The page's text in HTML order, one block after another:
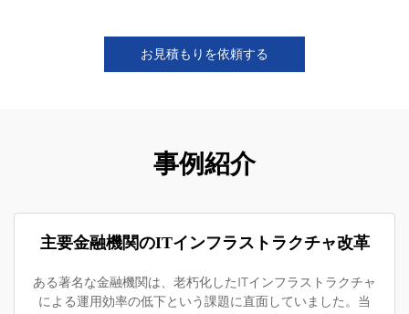
お見積もりを依頼する
事例紹介
主要金融機関のITインフラストラクチャ改革
ある著名な金融機関は、老朽化したITインフラストラクチャ
による運用効率の低下という課題に直面していました。当